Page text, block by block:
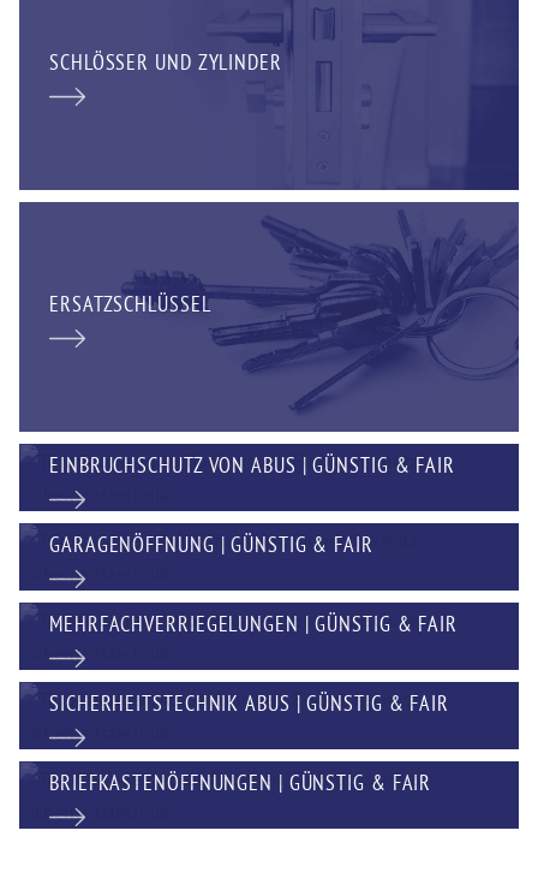
SCHLÖSSER UND ZYLINDER
ERSATZSCHLÜSSEL
EINBRUCHSCHUTZ VON ABUS | GÜNSTIG & FAIR
GARAGENÖFFNUNG | GÜNSTIG & FAIR
MEHRFACHVERRIEGELUNGEN | GÜNSTIG & FAIR
SICHERHEITSTECHNIK ABUS | GÜNSTIG & FAIR
BRIEFKASTENÖFFNUNGEN | GÜNSTIG & FAIR